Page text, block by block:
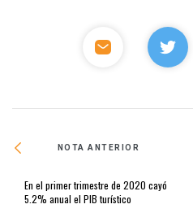
NOTA ANTERIOR
En el primer trimestre de 2020 cayó
5.2% anual el PIB turístico